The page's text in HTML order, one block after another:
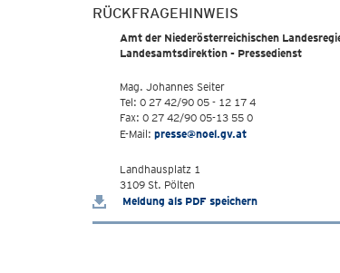
RÜCKFRAGEHINWEIS
Amt der Niederösterreichischen
Landesamtsdirektion - Pressedienst
Mag. Johannes Seiter
Tel: 0 27 42/90 05 - 12 17 4
Fax: 0 27 42/90 05-13 55 0
E-Mail: presse@noel.gv.at
Landhausplatz 1
3109 St. Pölten
Meldung als PDF speichern